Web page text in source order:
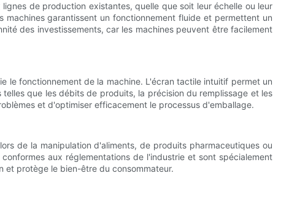
de production existantes, quelle que soit leur échelle ou leur
garantissent un fonctionnement fluide et permettent un
des investissements, car les machines peuvent être facilement
le fonctionnement de la machine. L'écran tactile intuitif permet un
que les débits de produits, la précision du remplissage et les
et d'optimiser efficacement le processus d'emballage.
de la manipulation d'aliments, de produits pharmaceutiques ou
aux réglementations de l'industrie et sont spécialement
et protège le bien-être du consommateur.